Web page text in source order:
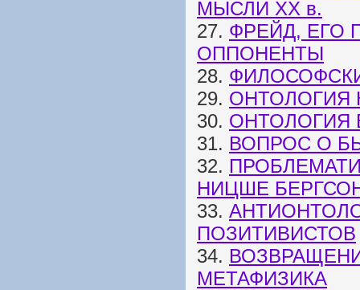
МЫСЛИ XX в.
27. ФРЕЙД, ЕГО
ОППОНЕНТЫ
28.
29. ОНТОЛОГИЯ
30. ОНТОЛОГИЯ
31. ВОПРОС О
32.
НИЦШЕ
33.
ПОЗИТИВИСТОВ
34.
МЕТАФИЗИКА